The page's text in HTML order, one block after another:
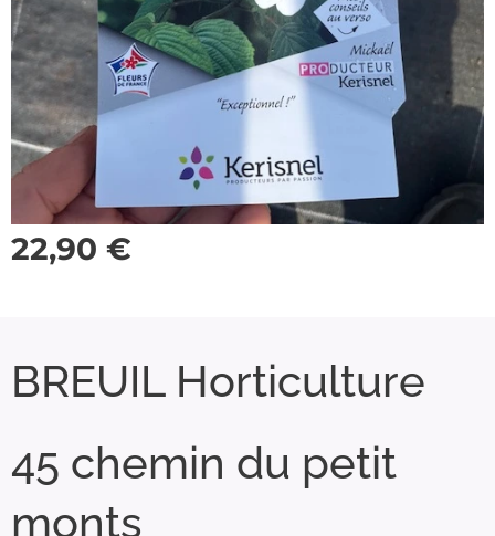
22,90 €
BREUIL Horticulture
45 chemin du petit
monts